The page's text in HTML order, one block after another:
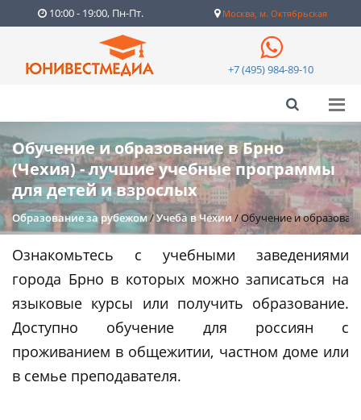
10:00 - 19:00, Пн-Пт. Москва, м. Октябрьская
+7 (495) 984-89-10
Обучение и образование в Брно
(Чехия) - лучшие учебные программы
для детей и взрослых
Образование за рубежом/Учеба в Чехии /Обучение и
Ознакомьтесь с учебными заведениями
города Брно в которых можно записаться на
языковые курсы или получить образование.
Доступно обучение для россиян с
проживанием в общежитии, частном доме или
в семье преподавателя.